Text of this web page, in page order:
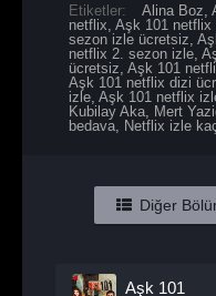
Etiketler: Alina Boz,
netflix, Aşk 101 netflix
sezon izle ücretsiz,
netflix 2. sezon izle,
ücretsiz, Aşk 101
Aşk 101 netflix dizi
izle, Aşk 101 netflix
Kubilay Aka, Mert
bedava, Netflix izle
Diğer
Aşk 101